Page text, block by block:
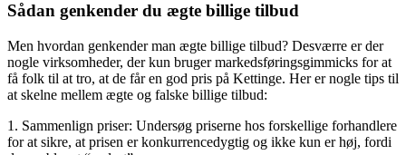
Sådan genkender du ægte billige tilbud
Men hvordan genkender man ægte billige tilbud? Desværre er der
nogle virksomheder, der kun bruger markedsføringsgimmicks for at
få folk til at tro, at de får en god pris på Kettinge. Her er nogle tips til
at skelne mellem ægte og falske billige tilbud:
1. Sammenlign priser: Undersøg priserne hos forskellige forhandlere
for at sikre, at prisen er konkurrencedygtig og ikke kun er høj, fordi